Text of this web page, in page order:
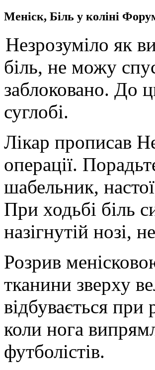
Меніск, Біль у коліні
Незрозуміло як
біль, не можу
заблоковано. До
суглобі.
Лікар прописав
операції.
шабельник,
При ходьбі біль
назігнутій нозі,
Розрив
тканини зверху
відбувається при
коли нога
футболістів.